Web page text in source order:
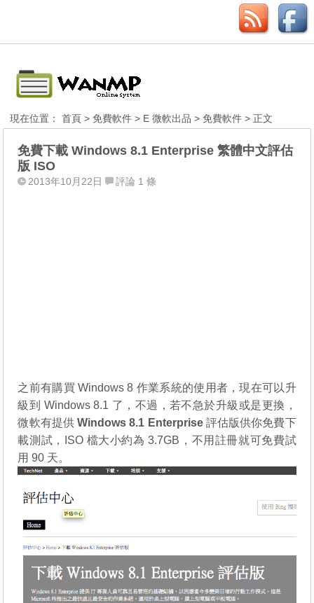
現在位置：首頁 >免費軟件 > E 微軟出品 >免費軟件 > 正文
免費下載 Windows 8.1 Enterprise 繁體中文評估
版 ISO
2013年10月22日 評論 1 條
之前有購買 Windows 8 作業系統的使用者，現在可以升
級到 Windows 8.1 了，不過，若不急於升級或是更換，
微軟有提供Windows 8.1 Enterprise 評估版供你免費下
載測試，ISO 檔大小約為 3.7GB，不用註冊就可免費試
用 90 天。